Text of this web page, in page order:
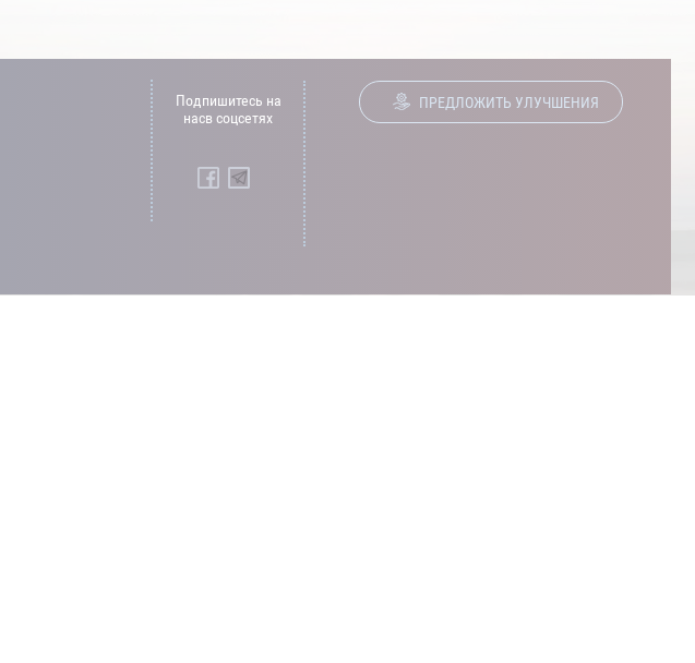
Подпишитесь на
насв соцсетях
ПРЕДЛОЖИТЬ УЛУЧШЕНИЯ